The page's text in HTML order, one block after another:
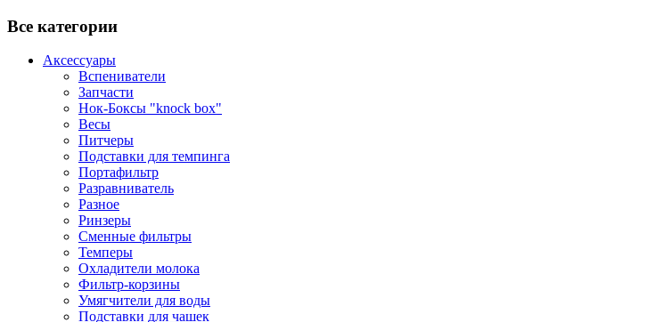
Все категории
Аксессуары
Вспениватели
Запчасти
Нок-Боксы "knock box"
Весы
Питчеры
Подставки для темпинга
Портафильтр
Разравниватель
Разное
Ринзеры
Сменные фильтры
Темперы
Охладители молока
Фильтр-корзины
Умягчители для воды
Подставки для чашек